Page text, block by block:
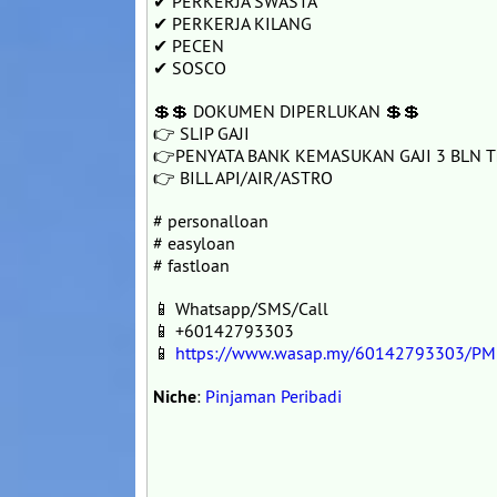
✔ PERKERJA KILANG
✔ PECEN
✔ SOSCO
💲💲 DOKUMEN DIPERLUKAN 💲💲
👉 SLIP GAJI
👉PENYATA BANK KEMASUKAN GAJI 3 BLN
👉 BILL API/AIR/ASTRO
# personalloan
# easyloan
# fastloan
📱 Whatsapp/SMS/Call
📱 +60142793303
📱 https://www.wasap.my/60142793303/PM
Niche: Pinjaman Peribadi